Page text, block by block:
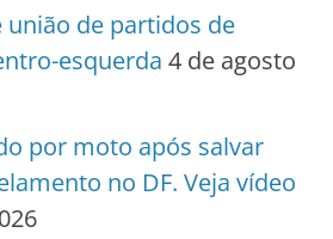
união de partidos de
esquerda 4 de agosto
por moto após salvar
no DF. Veja vídeo